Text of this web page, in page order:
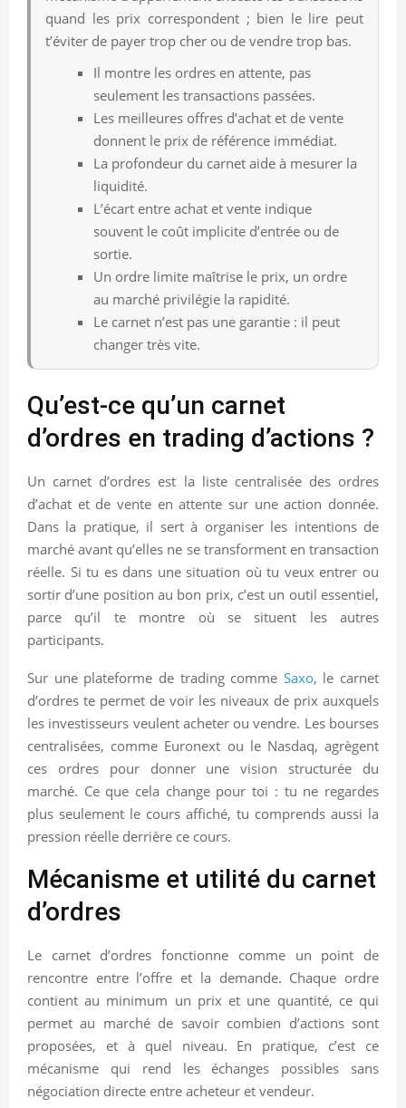
quand les prix correspondent ; bien le lire peut
t’éviter de payer trop cher ou de vendre trop bas.
Il montre les ordres en attente, pas
seulement les transactions passées.
Les meilleures offres d’achat et de vente
donnent le prix de référence immédiat.
La profondeur du carnet aide à mesurer la
liquidité.
L’écart entre achat et vente indique
souvent le coût implicite d’entrée ou de
sortie.
Un ordre limite maîtrise le prix, un ordre
au marché privilégie la rapidité.
Le carnet n’est pas une garantie : il peut
changer très vite.
Qu’est-ce qu’un carnet
d’ordres en trading d’actions ?
Un carnet d’ordres est la liste centralisée des ordres
d’achat et de vente en attente sur une action donnée.
Dans la pratique, il sert à organiser les intentions de
marché avant qu’elles ne se transforment en transaction
réelle. Si tu es dans une situation où tu veux entrer ou
sortir d’une position au bon prix, c’est un outil essentiel,
parce qu’il te montre où se situent les autres
participants.
Sur une plateforme de trading comme Saxo, le carnet
d’ordres te permet de voir les niveaux de prix auxquels
les investisseurs veulent acheter ou vendre. Les bourses
centralisées, comme Euronext ou le Nasdaq, agrègent
ces ordres pour donner une vision structurée du
marché. Ce que cela change pour toi : tu ne regardes
plus seulement le cours affiché, tu comprends aussi la
pression réelle derrière ce cours.
Mécanisme et utilité du carnet
d’ordres
Le carnet d’ordres fonctionne comme un point de
rencontre entre l’offre et la demande. Chaque ordre
contient au minimum un prix et une quantité, ce qui
permet au marché de savoir combien d’actions sont
proposées, et à quel niveau. En pratique, c’est ce
mécanisme qui rend les échanges possibles sans
négociation directe entre acheteur et vendeur.